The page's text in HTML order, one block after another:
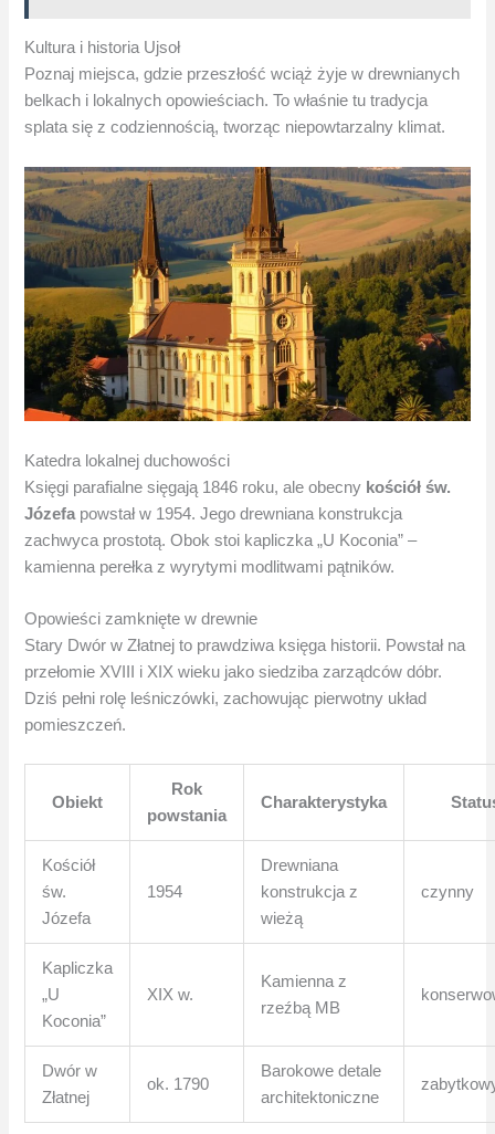
Kultura i historia Ujsoł
Poznaj miejsca, gdzie przeszłość wciąż żyje w drewnianych
belkach i lokalnych opowieściach. To właśnie tu tradycja
splata się z codziennością, tworząc niepowtarzalny klimat.
Katedra lokalnej duchowości
Księgi parafialne sięgają 1846 roku, ale obecny kościół św.
Józefa powstał w 1954. Jego drewniana konstrukcja
zachwyca prostotą. Obok stoi kapliczka „U Koconia” –
kamienna perełka z wyrytymi modlitwami pątników.
Opowieści zamknięte w drewnie
Stary Dwór w Złatnej to prawdziwa księga historii. Powstał na
przełomie XVIII i XIX wieku jako siedziba zarządców dóbr.
Dziś pełni rolę leśniczówki, zachowując pierwotny układ
pomieszczeń.
Obiekt
Rok
powstania
Charakterystyka
Kościół
św.
Józefa
1954
Drewniana
konstrukcja z
wieżą
czynny
Kapliczka
„U
Koconia”
XIX w.
Kamienna z
rzeźbą MB
Dwór w
Złatnej
ok. 1790
Barokowe detale
architektoniczne